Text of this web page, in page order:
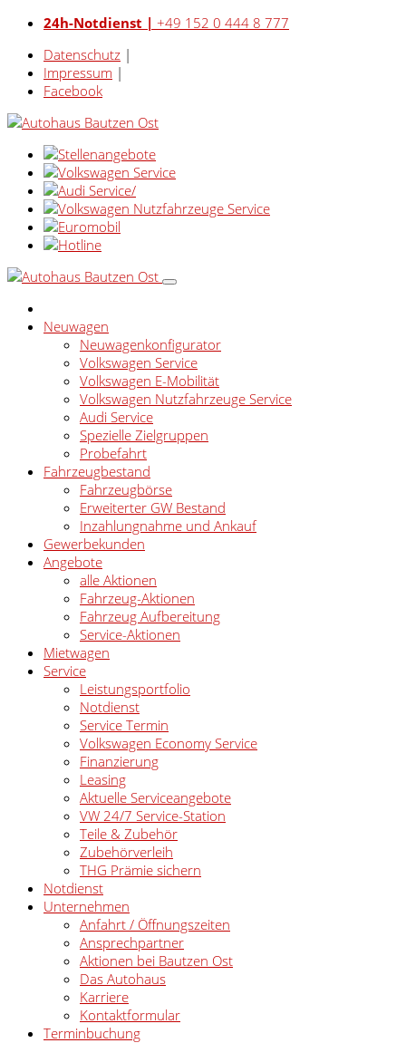
24h-Notdienst | +49 152 0 444 8 777
Datenschutz |
Impressum |
Facebook
Neuwagen
Neuwagenkonfigurator
Volkswagen Service
Volkswagen E-Mobilität
Volkswagen Nutzfahrzeuge Service
Audi Service
Spezielle Zielgruppen
Probefahrt
Fahrzeugbestand
Fahrzeugbörse
Erweiterter GW Bestand
Inzahlungnahme und Ankauf
Gewerbekunden
Angebote
alle Aktionen
Fahrzeug-Aktionen
Fahrzeug Aufbereitung
Service-Aktionen
Mietwagen
Service
Leistungsportfolio
Notdienst
Service Termin
Volkswagen Economy Service
Finanzierung
Leasing
Aktuelle Serviceangebote
VW 24/7 Service-Station
Teile & Zubehör
Zubehörverleih
THG Prämie sichern
Notdienst
Unternehmen
Anfahrt / Öffnungszeiten
Ansprechpartner
Aktionen bei Bautzen Ost
Das Autohaus
Karriere
Kontaktformular
Terminbuchung